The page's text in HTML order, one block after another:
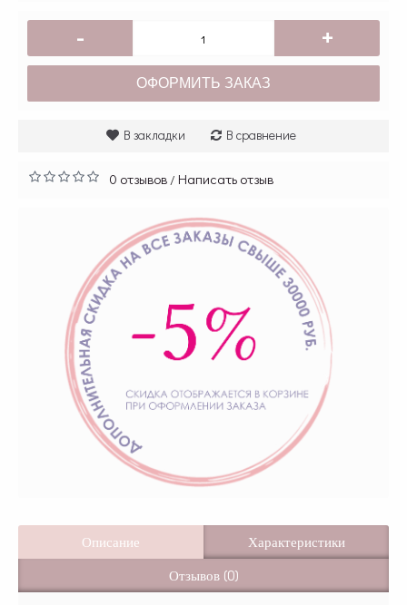
- +
ОФОРМИТЬ ЗАКАЗ
В закладки В сравнение
0 отзывов/ Написать отзыв
Описание
Характеристики
Отзывов (0)